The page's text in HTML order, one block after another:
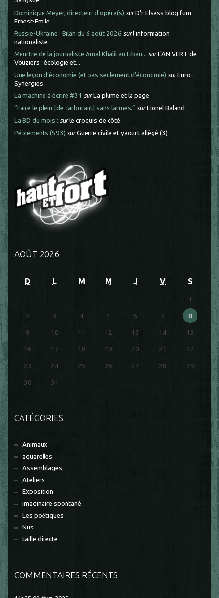
Dominique Meyer, directeur d'opéra(s) surD'r Elsass blog fum
Ernest-Emile
Russie-Ukraine : Bilan du 6 août 2026 surl'information
nationaliste
Meurtre de la journaliste Amal Khalil au Liban... surL'AN VERT de
Vouziers : écologie et...
Une leçon d’économie (et pas seulement d’économie) surEuro-
Synergies
La machine à écrire #31 surLa plume et la page
”Faire le plein [de carburant] sans larmes.” surLionel Baland
La BD du mois : surle croquis de côté
Pépiements (593) surGuerre civile et yaourt allégé (3)
AOÛT 2026
D L M M J V S
1
2 3 4 5 6 7 8
9 10 11 12 13 14 15
16 17 18 19 20 21 22
23 24 25 26 27 28 29
30 31
CATÉGORIES
Animaux
aquarelles
Assemblages
Ateliers
Exposition
imaginaire spontané
Les poétiques
Nus
taille directe
COMMENTAIRES RÉCENTS